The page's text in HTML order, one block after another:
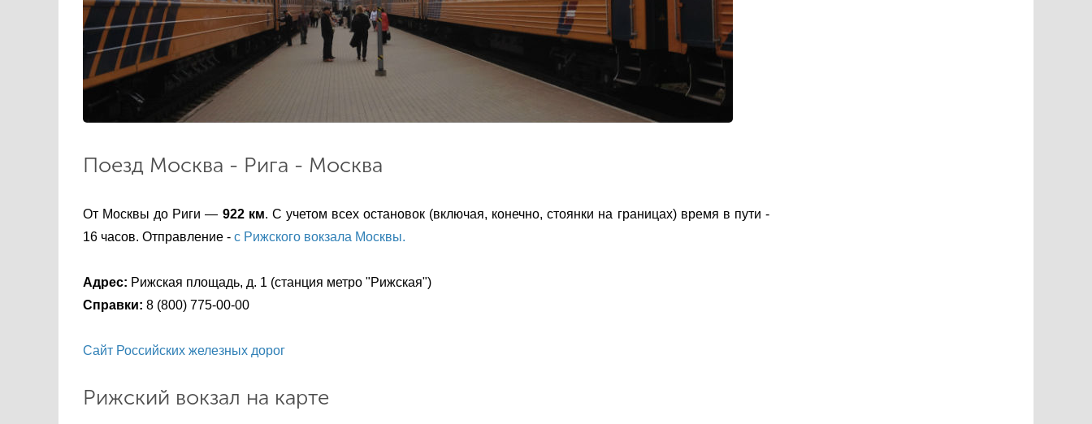
Поезд Москва - Рига - Москва
От Москвы до Риги — 922 км. С учетом всех остановок (включая, конечно, стоянки на границах) время в пути -
16 часов. Отправление - с Рижского вокзала Москвы.
Адрес: Рижская площадь, д. 1 (станция метро "Рижская")
Справки: 8 (800) 775-00-00
Сайт Российских железных дорог
Рижский вокзал на карте